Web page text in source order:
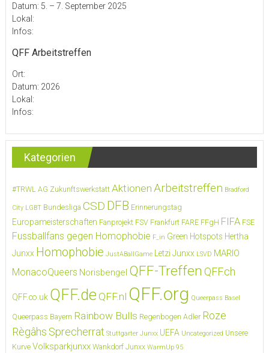
Datum: 5. – 7. September 2025
Lokal:
Infos:
QFF Arbeitstreffen
Ort:
Datum: 2026
Lokal:
Infos:
Kategorien
#TRWL AG Zukunftswerkstatt Aktionen Arbeitstreffen Bradford
City LGBT Bundesliga CSD DFB Erinnerungstag
Europameisterschaften Fanprojekt FSV Frankfurt FARE FFgH FIFA FSE
Fussballfans gegen Homophobie F_in Green Hotspots Hertha
Junxx Homophobie JustABallGame Letzi Junxx LSVD MARIO
MonacoQueers Norisbengel QFF-Treffen QFF.ch
QFF.co.uk QFF.de QFF.nl QFF.org Queerpass Basel
Queerpass Bayern Rainbow Bulls Regenbogen Adler Roze
Règâhs Sprecherrat Stuttgarter Junxx UEFA Uncategorized Unsere
Kurve Volksparkjunxx Wankdorf Junxx WarmUp 95